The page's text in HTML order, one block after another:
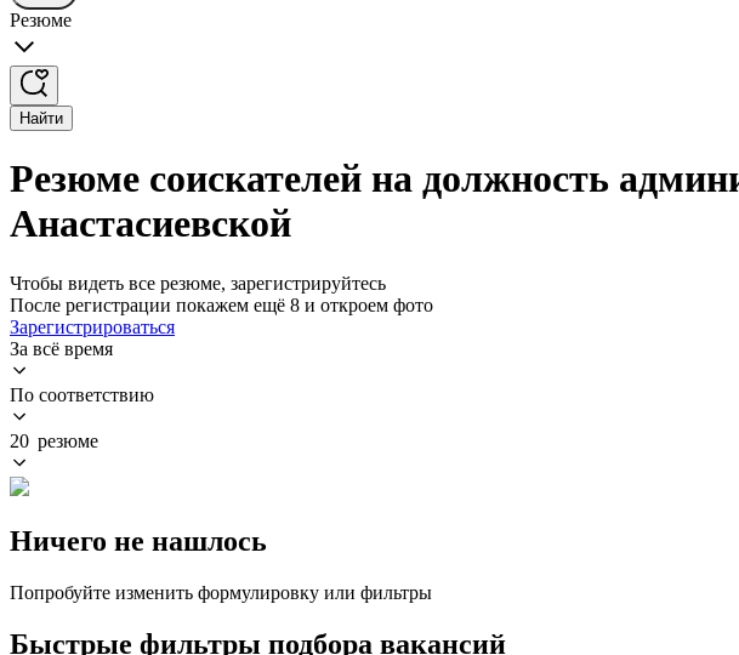
Резюме
Найти
Резюме соискателей на должность
Анастасиевской
Чтобы видеть все резюме, зарегистрируйтесь
После регистрации покажем ещё 8 и откроем фото
Зарегистрироваться
За всё время
По соответствию
20 резюме
Ничего не нашлось
Попробуйте изменить формулировку или фильтры
Быстрые фильтры подбора вакансий